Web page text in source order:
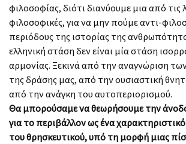
φιλοσοφίας, διότι διανύουμε μια από τις
φιλοσοφικές, για να μην πούμε αντι-
περιόδους της ιστορίας της
ελληνική στάση δεν είναι μία στάση
αρμονίας. Ξεκινά από την αναγνώριση
της δράσης μας, από την ουσιαστική
από την ανάγκη του αυτοπεριορισμού.
Θα μπορούσαμε να θεωρήσουμε την
για το περιβάλλον ως ένα
του θρησκευτικού, υπό τη μορφή μιας